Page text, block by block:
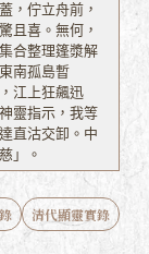
，佇立舟前，
且喜。無何，
合整理篷漿解
南孤島暫
江上狂飆迅
靈指示，我等
直沽交卸。中
」。
清代顯靈實錄